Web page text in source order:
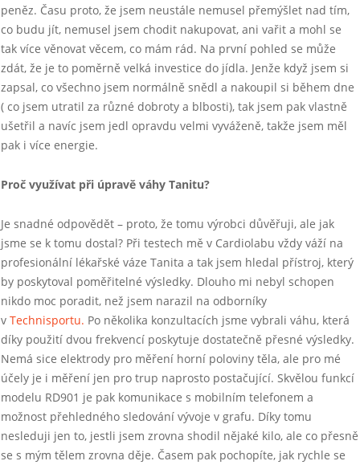
peněz. Času proto, že jsem neustále nemusel přemýšlet nad tím,
co budu jít, nemusel jsem chodit nakupovat, ani vařit a mohl se
tak více věnovat věcem, co mám rád. Na první pohled se může
zdát, že je to poměrně velká investice do jídla. Jenže když jsem si
zapsal, co všechno jsem normálně snědl a nakoupil si během dne
( co jsem utratil za různé dobroty a blbosti), tak jsem pak vlastně
ušetřil a navíc jsem jedl opravdu velmi vyváženě, takže jsem měl
pak i více energie.
Proč využívat při úpravě váhy Tanitu?
Je snadné odpovědět – proto, že tomu výrobci důvěřuji, ale jak
jsme se k tomu dostal? Při testech mě v Cardiolabu vždy váží na
profesionální lékařské váze Tanita a tak jsem hledal přístroj, který
by poskytoval poměřitelné výsledky. Dlouho mi nebyl schopen
nikdo moc poradit, než jsem narazil na odborníky
v Technisportu. Po několika konzultacích jsme vybrali váhu, která
díky použití dvou frekvencí poskytuje dostatečně přesné výsledky.
Nemá sice elektrody pro měření horní poloviny těla, ale pro mé
účely je i měření jen pro trup naprosto postačující. Skvělou funkcí
modelu RD901 je pak komunikace s mobilním telefonem a
možnost přehledného sledování vývoje v grafu. Díky tomu
nesleduji jen to, jestli jsem zrovna shodil nějaké kilo, ale co přesně
se s mým tělem zrovna děje. Časem pak pochopíte, jak rychle se